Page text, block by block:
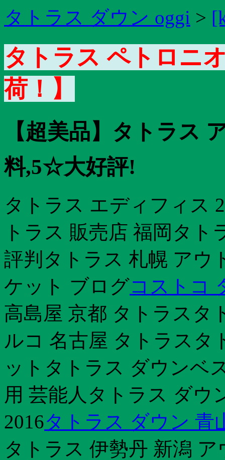
タトラス ダウン oggi >
タトラス ペトロニ
荷！】
【超美品】タトラス
料,5☆大好評!
タトラス エディフィス
トラス 販売店 福岡タト
評判タトラス 札幌 アウ
ケット ブログコストコ
高島屋 京都 タトラスタ
ルコ 名古屋 タトラスタ
ットタトラス ダウンベ
用 芸能人タトラス ダウ
2016タトラス ダウン 青
タトラス 伊勢丹 新潟